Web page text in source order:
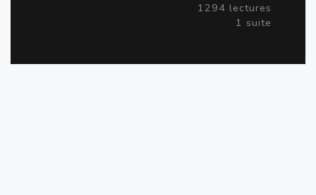
1294 lectures
1 suite